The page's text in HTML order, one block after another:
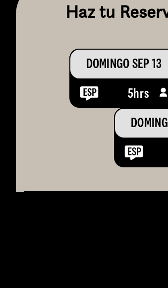
Haz tu
DOMINGO SEP 13
5hrs